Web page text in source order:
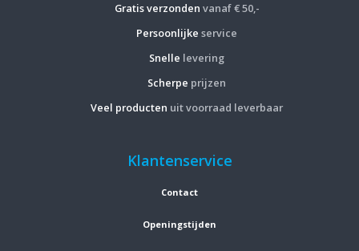
Gratis verzonden vanaf € 50,-
Persoonlijke service
Snelle levering
Scherpe prijzen
Veel producten uit voorraad leverbaar
Klantenservice
Contact
Openingstijden